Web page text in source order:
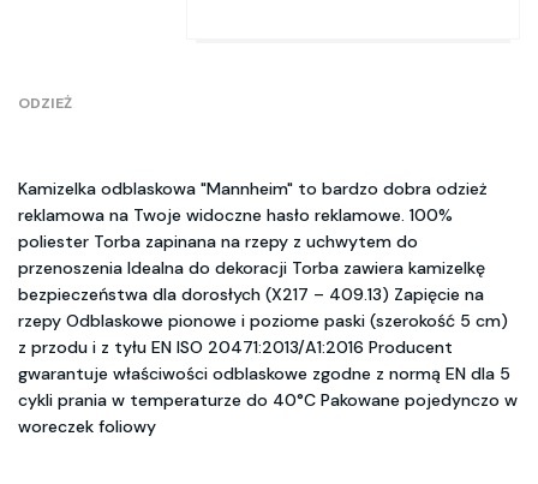
ODZIEŻ
Kamizelka odblaskowa "Mannheim" to bardzo dobra odzież
reklamowa na Twoje widoczne hasło reklamowe. 100%
poliester Torba zapinana na rzepy z uchwytem do
przenoszenia Idealna do dekoracji Torba zawiera kamizelkę
bezpieczeństwa dla dorosłych (X217 – 409.13) Zapięcie na
rzepy Odblaskowe pionowe i poziome paski (szerokość 5 cm)
z przodu i z tyłu EN ISO 20471:2013/A1:2016 Producent
gwarantuje właściwości odblaskowe zgodne z normą EN dla 5
cykli prania w temperaturze do 40°C Pakowane pojedynczo w
woreczek foliowy